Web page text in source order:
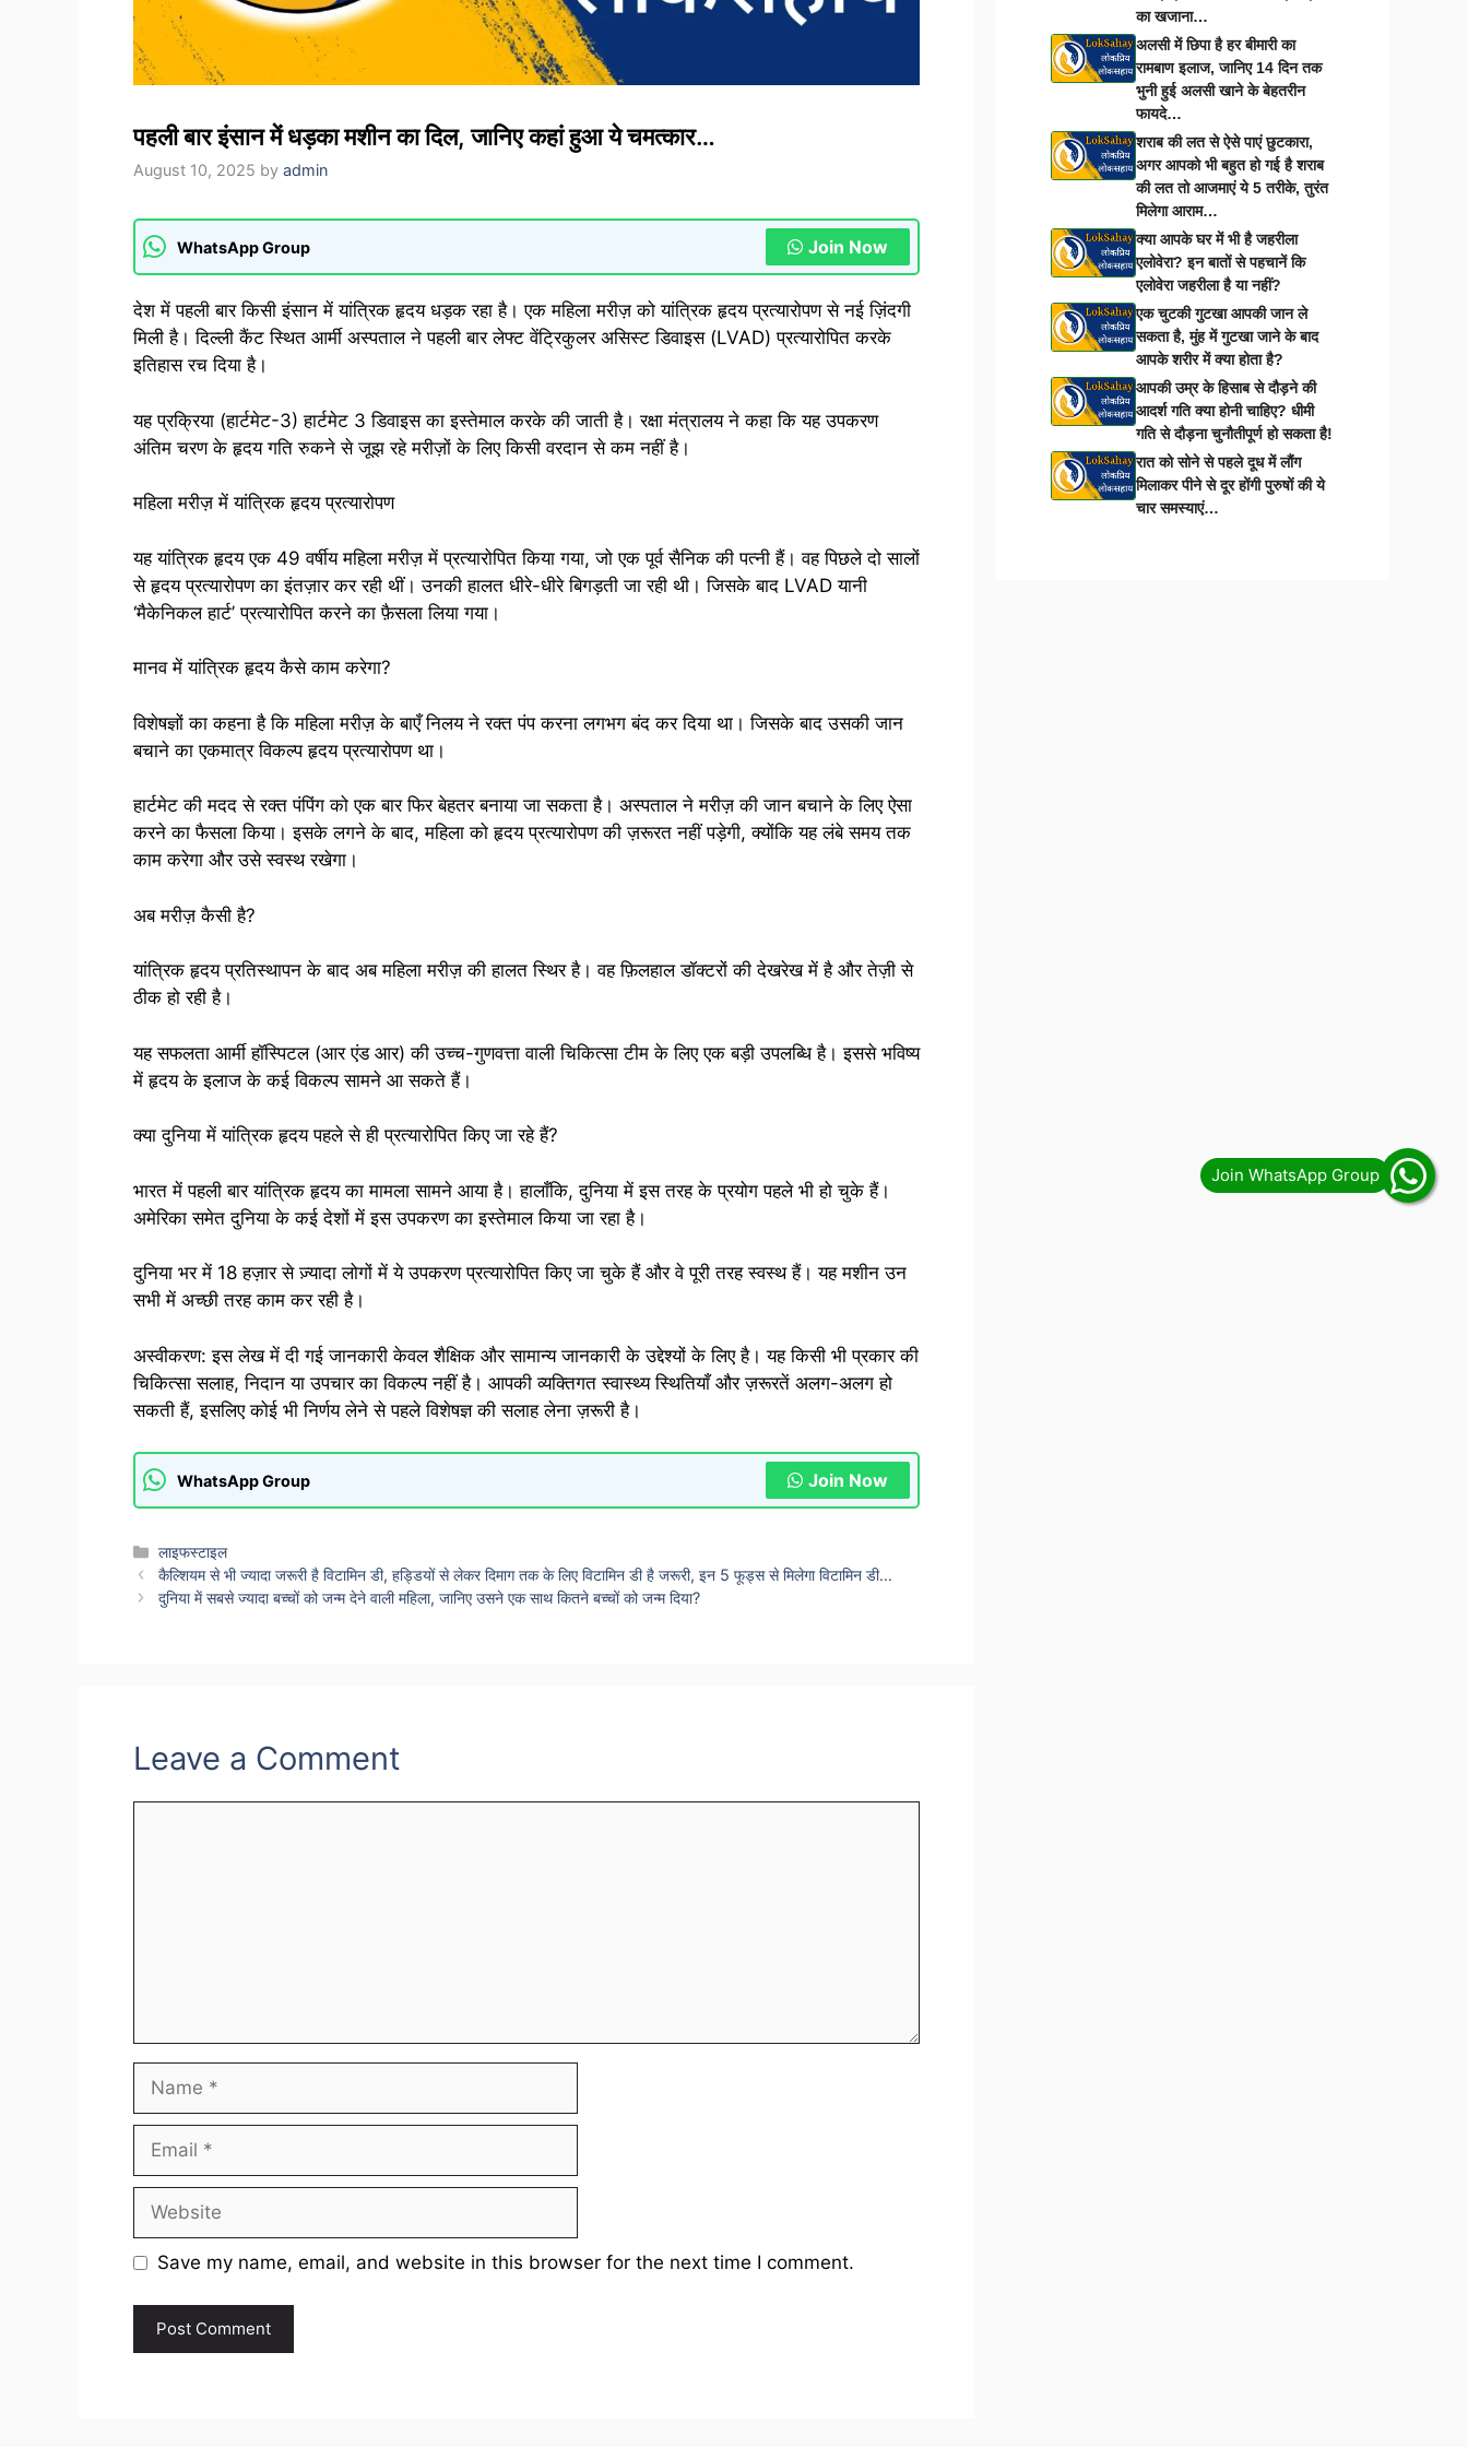
पहली बार इंसान में धड़का मशीन का दिल, जानिए कहां हुआ ये चमत्कार…
August 10, 2025 by admin
WhatsApp Group Join Now
देश में पहली बार किसी इंसान में यांत्रिक हृदय धड़क रहा है। एक महिला मरीज़ को यांत्रिक हृदय प्रत्यारोपण से नई ज़िंदगी
मिली है। दिल्ली कैंट स्थित आर्मी अस्पताल ने पहली बार लेफ्ट वेंट्रिकुलर असिस्ट डिवाइस (LVAD) प्रत्यारोपित करके
इतिहास रच दिया है।
यह प्रक्रिया (हार्टमेट-3) हार्टमेट 3 डिवाइस का इस्तेमाल करके की जाती है। रक्षा मंत्रालय ने कहा कि यह उपकरण
अंतिम चरण के हृदय गति रुकने से जूझ रहे मरीज़ों के लिए किसी वरदान से कम नहीं है।
महिला मरीज़ में यांत्रिक हृदय प्रत्यारोपण
यह यांत्रिक हृदय एक 49 वर्षीय महिला मरीज़ में प्रत्यारोपित किया गया, जो एक पूर्व सैनिक की पत्नी हैं। वह पिछले दो सालों
से हृदय प्रत्यारोपण का इंतज़ार कर रही थीं। उनकी हालत धीरे-धीरे बिगड़ती जा रही थी। जिसके बाद LVAD यानी
‘मैकेनिकल हार्ट’ प्रत्यारोपित करने का फ़ैसला लिया गया।
मानव में यांत्रिक हृदय कैसे काम करेगा?
विशेषज्ञों का कहना है कि महिला मरीज़ के बाएँ निलय ने रक्त पंप करना लगभग बंद कर दिया था। जिसके बाद उसकी जान
बचाने का एकमात्र विकल्प हृदय प्रत्यारोपण था।
हार्टमेट की मदद से रक्त पंपिंग को एक बार फिर बेहतर बनाया जा सकता है। अस्पताल ने मरीज़ की जान बचाने के लिए ऐसा
करने का फैसला किया। इसके लगने के बाद, महिला को हृदय प्रत्यारोपण की ज़रूरत नहीं पड़ेगी, क्योंकि यह लंबे समय तक
काम करेगा और उसे स्वस्थ रखेगा।
अब मरीज़ कैसी है?
यांत्रिक हृदय प्रतिस्थापन के बाद अब महिला मरीज़ की हालत स्थिर है। वह फ़िलहाल डॉक्टरों की देखरेख में है और तेज़ी से
ठीक हो रही है।
यह सफलता आर्मी हॉस्पिटल (आर एंड आर) की उच्च-गुणवत्ता वाली चिकित्सा टीम के लिए एक बड़ी उपलब्धि है। इससे भविष्य
में हृदय के इलाज के कई विकल्प सामने आ सकते हैं।
क्या दुनिया में यांत्रिक हृदय पहले से ही प्रत्यारोपित किए जा रहे हैं?
भारत में पहली बार यांत्रिक हृदय का मामला सामने आया है। हालाँकि, दुनिया में इस तरह के प्रयोग पहले भी हो चुके हैं।
अमेरिका समेत दुनिया के कई देशों में इस उपकरण का इस्तेमाल किया जा रहा है।
दुनिया भर में 18 हज़ार से ज़्यादा लोगों में ये उपकरण प्रत्यारोपित किए जा चुके हैं और वे पूरी तरह स्वस्थ हैं। यह मशीन उन
सभी में अच्छी तरह काम कर रही है।
अस्वीकरण: इस लेख में दी गई जानकारी केवल शैक्षिक और सामान्य जानकारी के उद्देश्यों के लिए है। यह किसी भी प्रकार की
चिकित्सा सलाह, निदान या उपचार का विकल्प नहीं है। आपकी व्यक्तिगत स्वास्थ्य स्थितियाँ और ज़रूरतें अलग-अलग हो
सकती हैं, इसलिए कोई भी निर्णय लेने से पहले विशेषज्ञ की सलाह लेना ज़रूरी है।
WhatsApp Group Join Now
Categories
लाइफस्टाइल
कैल्शियम से भी ज्यादा जरूरी है विटामिन डी, हड्डियों से लेकर दिमाग तक के लिए विटामिन डी है जरूरी, इन 5 फूड्स से मिलेगा विटामिन डी…
दुनिया में सबसे ज्यादा बच्चों को जन्म देने वाली महिला, जानिए उसने एक साथ कितने बच्चों को जन्म दिया?
Leave a Comment
Name
Email
Website
Save my name, email, and website in this browser for the next time I comment.
का खजाना…
अलसी में छिपा है हर बीमारी का
रामबाण इलाज, जानिए 14 दिन तक
भुनी हुई अलसी खाने के बेहतरीन
फायदे…
शराब की लत से ऐसे पाएं छुटकारा,
अगर आपको भी बहुत हो गई है शराब
की लत तो आजमाएं ये 5 तरीके, तुरंत
मिलेगा आराम…
क्या आपके घर में भी है जहरीला
एलोवेरा? इन बातों से पहचानें कि
एलोवेरा जहरीला है या नहीं?
एक चुटकी गुटखा आपकी जान ले
सकता है, मुंह में गुटखा जाने के बाद
आपके शरीर में क्या होता है?
आपकी उम्र के हिसाब से दौड़ने की
आदर्श गति क्या होनी चाहिए? धीमी
गति से दौड़ना चुनौतीपूर्ण हो सकता है!
रात को सोने से पहले दूध में लौंग
मिलाकर पीने से दूर होंगी पुरुषों की ये
चार समस्याएं…